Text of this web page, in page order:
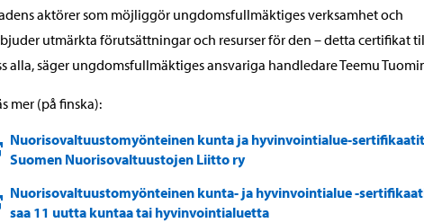
aktörer som möjliggör ungdomsfullmäktiges verksamhet och
utmärkta förutsättningar och resurser för den – detta certifikat
alla, säger ungdomsfullmäktiges ansvariga handledare Teemu
mer (på finska):
Nuorisovaltuustomyönteinen kunta ja hyvinvointialue-
Suomen Nuorisovaltuustojen Liitto ry
Nuorisovaltuustomyönteinen kunta- ja hyvinvointialue -
saa 11 uutta kuntaa tai hyvinvointialuetta